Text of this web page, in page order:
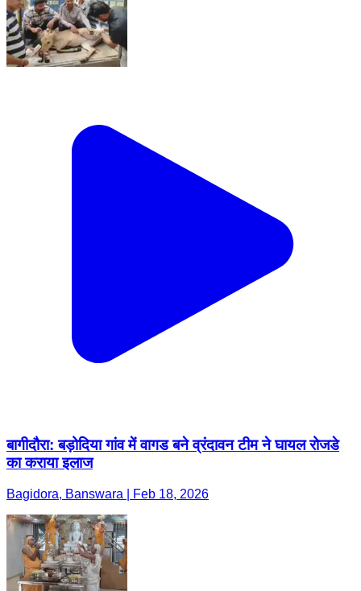
बागीदौरा: बड़ोदिया गांव में वागड बने व्रंदावन टीम ने घायल रोजडे
का कराया इलाज
Bagidora, Banswara | Feb 18, 2026